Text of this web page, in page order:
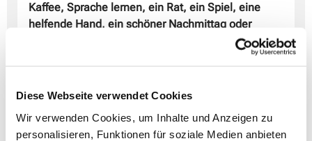
Diese Webseite verwendet Cookies
Wir verwenden Cookies, um Inhalte und Anzeigen zu
personalisieren, Funktionen für soziale Medien anbieten
Kaffee, Sprache lernen, ein Rat, ein Spiel, eine
helfende Hand, ein schöner Nachmittag oder
Eingeladen sind Gäste und Gastgeber!
Unterstützt durchlokale Organisationen und
ehrenamtliche Mitarbeit. Kommen Sie vorbei und
helfen Sie mit!